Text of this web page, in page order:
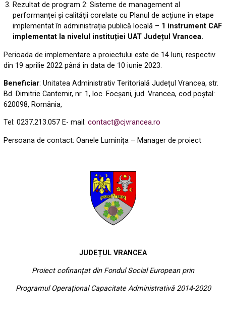
Rezultat de program 2: Sisteme de management al
performanței și calității corelate cu Planul de acțiune în etape
implementat în administrația publică locală – 1 instrument CAF
implementat la nivelul instituției UAT Județul Vrancea.
Perioada de implementare a proiectului este de 14 luni, respectiv
din 19 aprilie 2022 până în data de 10 iunie 2023.
Beneficiar: Unitatea Administrativ Teritorială Județul Vrancea, str.
Bd. Dimitrie Cantemir, nr. 1, loc. Focşani, jud. Vrancea, cod poștal:
620098, România,
Tel: 0237.213.057 E- mail:contact@cjvrancea.ro
Persoana de contact: Oanele Luminița – Manager de proiect
JUDEȚUL VRANCEA
Proiect cofinanțat din Fondul Social European prin
Programul Operațional Capacitate Administrativă 2014-2020